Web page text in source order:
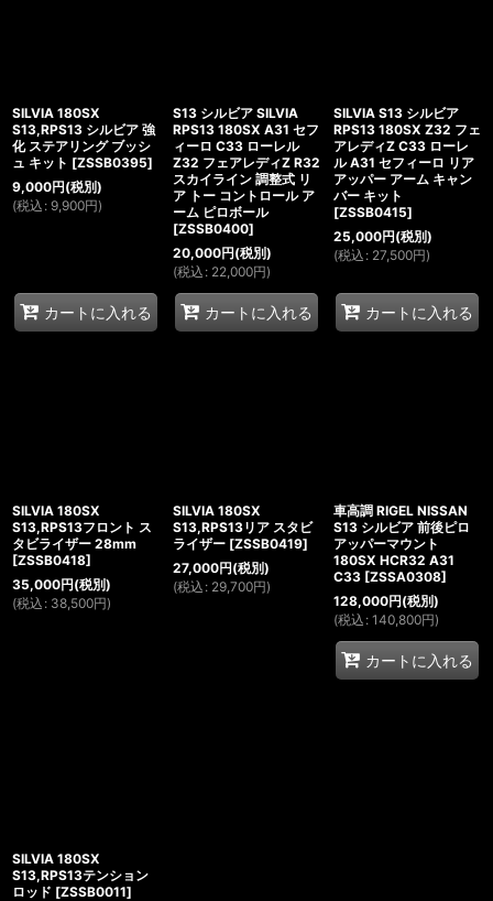
SILVIA 180SX
S13,RPS13 シルビア 強
化 ステアリング ブッシ
ュ キット [ZSSB0395]
9,000円(税別)
(税込 : 9,900円)
カートに入れる
S13 シルビア SILVIA
RPS13 180SX A31 セフ
ィーロ C33 ローレル
Z32 フェアレディZ R32
スカイライン 調整式 リ
ア トー コントロール ア
ーム ピロボール
[ZSSB0400]
20,000円(税別)
(税込 : 22,000円)
カートに入れる
SILVIA S13 シルビア
RPS13 180SX Z32 フェ
アレディZ C33 ローレ
ル A31 セフィーロ リア
アッパー アーム キャン
バー キット
[ZSSB0415]
25,000円(税別)
(税込 : 27,500円)
カートに入れる
SILVIA 180SX
S13,RPS13フロント ス
タビライザー 28mm
[ZSSB0418]
35,000円(税別)
(税込 : 38,500円)
SILVIA 180SX
S13,RPS13リア スタビ
ライザー [ZSSB0419]
27,000円(税別)
(税込 : 29,700円)
車高調 RIGEL NISSAN
S13 シルビア 前後ピロ
アッパーマウント
180SX HCR32 A31
C33 [ZSSA0308]
128,000円(税別)
(税込 : 140,800円)
カートに入れる
SILVIA 180SX
S13,RPS13テンション
ロッド [ZSSB0011]